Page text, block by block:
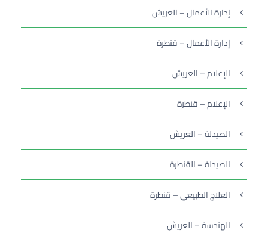
إدارة الأعمال – العريش
إدارة الأعمال – قنطرة
الإعلام – العريش
الإعلام – قنطرة
الصيدلة – العريش
الصيدلة – القنطرة
العلاج الطبيعي – قنطرة
الهندسة – العريش